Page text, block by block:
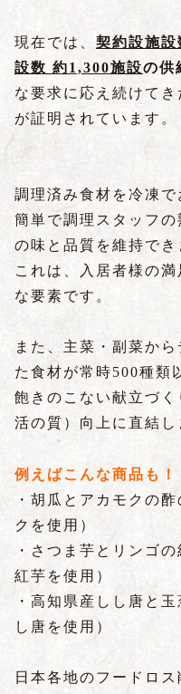
現在では、 契約設施設
設数 約1,300施設の供
な要求に応え続けて
が証明されています。
調理済み食材を冷凍
簡単で調理スタッフ
の味と品質を維持でき
これは、入居者様の
な要素です。
また、主菜・副菜か
た食材が常時500種類
飽きのこない献立づ
活の質）向上に直結し
例えばこんな商品も！
・胡瓜とアカモクの
クを使用）
・さつま芋とリンゴ
紅芋を使用）
・高知県産しし唐と
し唐を使用）
日本各地のフードロ